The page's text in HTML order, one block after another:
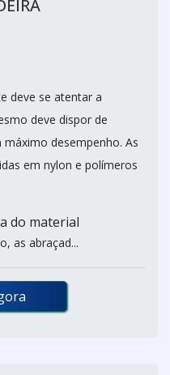
deve se atentar a
deve dispor de
desempenho. As
em nylon e polímeros
do material
as abraçad...